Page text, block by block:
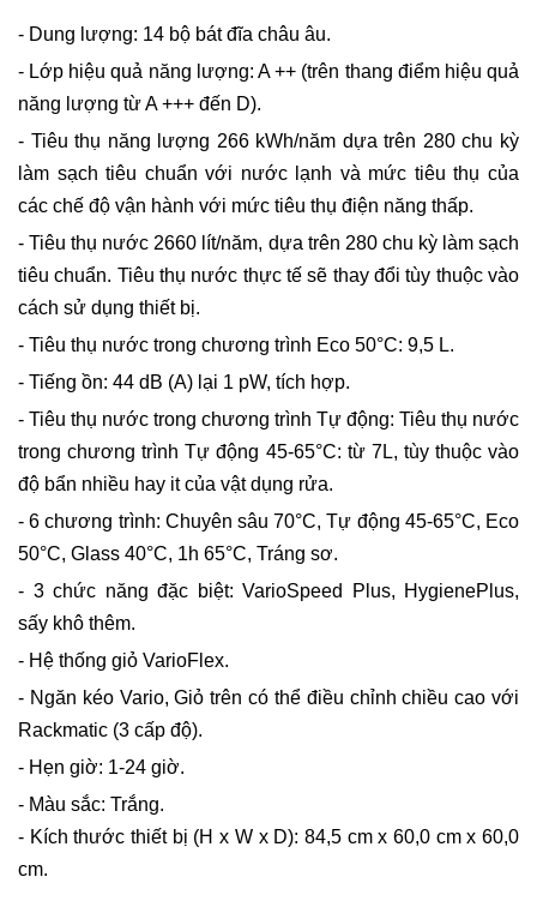
- Dung lượng: 14 bộ bát đĩa châu âu.
- Lớp hiệu quả năng lượng: A ++ (trên thang điểm hiệu quả
năng lượng từ A +++ đến D).
- Tiêu thụ năng lượng 266 kWh/năm dựa trên 280 chu kỳ
làm sạch tiêu chuẩn với nước lạnh và mức tiêu thụ của
các chế độ vận hành với mức tiêu thụ điện năng thấp.
- Tiêu thụ nước 2660 lít/năm, dựa trên 280 chu kỳ làm sạch
tiêu chuẩn. Tiêu thụ nước thực tế sẽ thay đổi tùy thuộc vào
cách sử dụng thiết bị.
- Tiêu thụ nước trong chương trình Eco 50°C: 9,5 L.
- Tiếng ồn: 44 dB (A) lại 1 pW, tích hợp.
- Tiêu thụ nước trong chương trình Tự động: Tiêu thụ nước
trong chương trình Tự động 45-65°C: từ 7L, tùy thuộc vào
độ bẩn nhiều hay it của vật dụng rửa.
- 6 chương trình: Chuyên sâu 70°C, Tự động 45-65°C, Eco
50°C, Glass 40°C, 1h 65°C, Tráng sơ.
- 3 chức năng đặc biệt: VarioSpeed ​​Plus, HygienePlus,
sấy khô thêm.
- Hệ thống giỏ VarioFlex.
- Ngăn kéo Vario, Giỏ trên có thể điều chỉnh chiều cao với
Rackmatic (3 cấp độ).
- Hẹn giờ: 1-24 giờ.
- Màu sắc: Trắng.
- Kích thước thiết bị (H x W x D): 84,5 cm x 60,0 cm x 60,0
cm.